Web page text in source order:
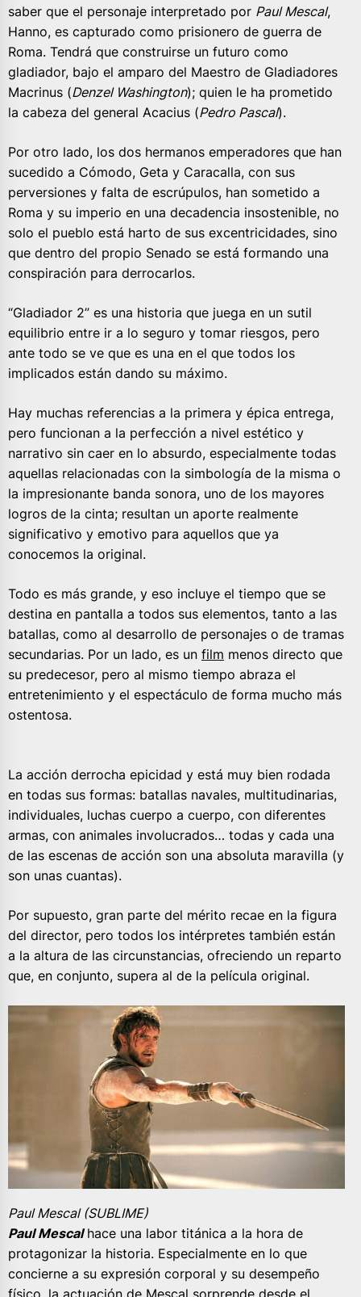
saber que el personaje interpretado por Paul Mescal,
Hanno, es capturado como prisionero de guerra de
Roma. Tendrá que construirse un futuro como
gladiador, bajo el amparo del Maestro de Gladiadores
Macrinus (Denzel Washington); quien le ha prometido
la cabeza del general Acacius (Pedro Pascal).
Por otro lado, los dos hermanos emperadores que han
sucedido a Cómodo, Geta y Caracalla, con sus
perversiones y falta de escrúpulos, han sometido a
Roma y su imperio en una decadencia insostenible, no
solo el pueblo está harto de sus excentricidades, sino
que dentro del propio Senado se está formando una
conspiración para derrocarlos.
“Gladiador 2” es una historia que juega en un sutil
equilibrio entre ir a lo seguro y tomar riesgos, pero
ante todo se ve que es una en el que todos los
implicados están dando su máximo.
Hay muchas referencias a la primera y épica entrega,
pero funcionan a la perfección a nivel estético y
narrativo sin caer en lo absurdo, especialmente todas
aquellas relacionadas con la simbología de la misma o
la impresionante banda sonora, uno de los mayores
logros de la cinta; resultan un aporte realmente
significativo y emotivo para aquellos que ya
conocemos la original.
Todo es más grande, y eso incluye el tiempo que se
destina en pantalla a todos sus elementos, tanto a las
batallas, como al desarrollo de personajes o de tramas
secundarias. Por un lado, es un film menos directo que
su predecesor, pero al mismo tiempo abraza el
entretenimiento y el espectáculo de forma mucho más
ostentosa.
La acción derrocha epicidad y está muy bien rodada
en todas sus formas: batallas navales, multitudinarias,
individuales, luchas cuerpo a cuerpo, con diferentes
armas, con animales involucrados… todas y cada una
de las escenas de acción son una absoluta maravilla (y
son unas cuantas).
Por supuesto, gran parte del mérito recae en la figura
del director, pero todos los intérpretes también están
a la altura de las circunstancias, ofreciendo un reparto
que, en conjunto, supera al de la película original.
Paul Mescal (SUBLIME)
Paul Mescalhace una labor titánica a la hora de
protagonizar la historia. Especialmente en lo que
concierne a su expresión corporal y su desempeño
físico, la actuación de Mescal sorprende desde el